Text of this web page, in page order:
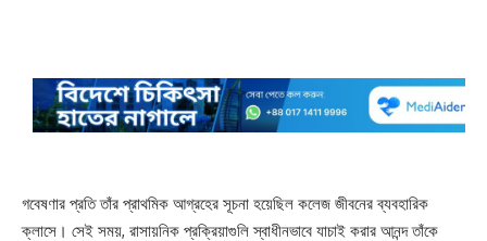
গবেষণার প্রতি তাঁর প্রাথমিক আগ্রহের সূচনা হয়েছিল কলেজ জীবনের ব্যবহারিক
ক্লাসে। সেই সময়, রাসায়নিক প্রক্রিয়াগুলি স্বাধীনভাবে যাচাই করার আনন্দ তাঁকে